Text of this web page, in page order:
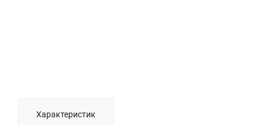
Характеристик